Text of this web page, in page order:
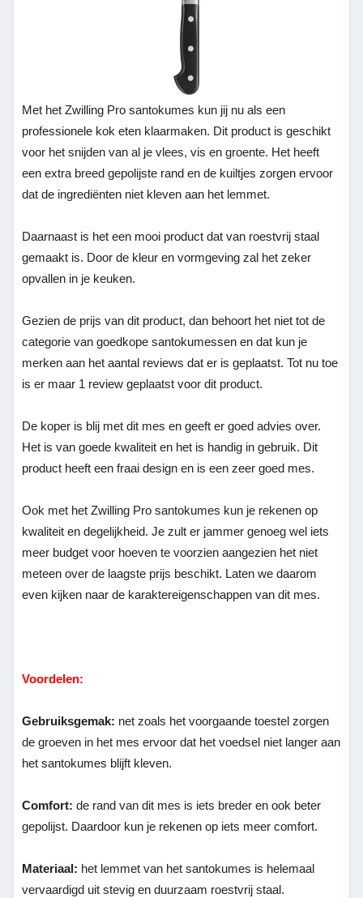
Met het Zwilling Pro santokumes kun jij nu als een
professionele kok eten klaarmaken. Dit product is geschikt
voor het snijden van al je vlees, vis en groente. Het heeft
een extra breed gepolijste rand en de kuiltjes zorgen ervoor
dat de ingrediënten niet kleven aan het lemmet.
Daarnaast is het een mooi product dat van roestvrij staal
gemaakt is. Door de kleur en vormgeving zal het zeker
opvallen in je keuken.
Gezien de prijs van dit product, dan behoort het niet tot de
categorie van goedkope santokumessen en dat kun je
merken aan het aantal reviews dat er is geplaatst. Tot nu toe
is er maar 1 review geplaatst voor dit product.
De koper is blij met dit mes en geeft er goed advies over.
Het is van goede kwaliteit en het is handig in gebruik. Dit
product heeft een fraai design en is een zeer goed mes.
Ook met het Zwilling Pro santokumes kun je rekenen op
kwaliteit en degelijkheid. Je zult er jammer genoeg wel iets
meer budget voor hoeven te voorzien aangezien het niet
meteen over de laagste prijs beschikt. Laten we daarom
even kijken naar de karaktereigenschappen van dit mes.
Voordelen:
Gebruiksgemak: net zoals het voorgaande toestel zorgen
de groeven in het mes ervoor dat het voedsel niet langer aan
het santokumes blijft kleven.
Comfort:de rand van dit mes is iets breder en ook beter
gepolijst. Daardoor kun je rekenen op iets meer comfort.
Materiaal: het lemmet van het santokumes is helemaal
vervaardigd uit stevig en duurzaam roestvrij staal.